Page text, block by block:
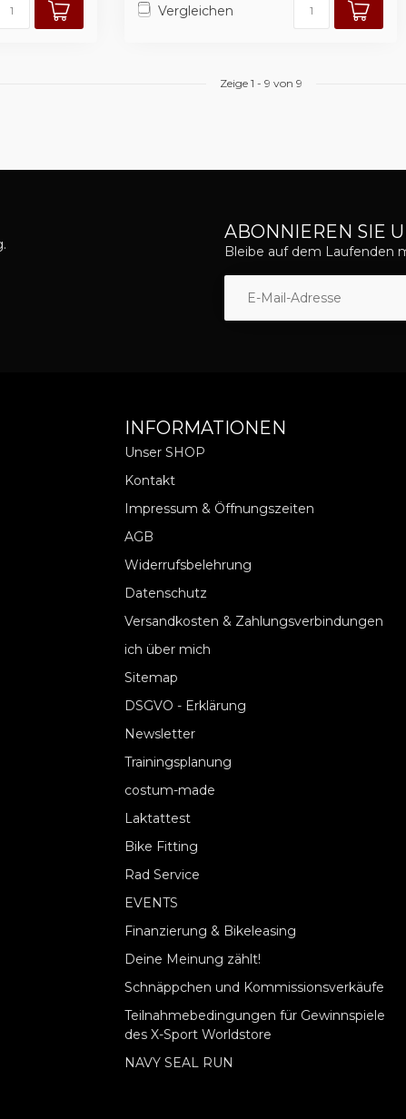
Vergleichen
Zeige 1 - 9 von 9
ABONNIEREN SIE
Bleibe auf dem Laufenden
INFORMATIONEN
Unser SHOP
Kontakt
Impressum & Öffnungszeiten
AGB
Widerrufsbelehrung
Datenschutz
Versandkosten & Zahlungsverbindungen
ich über mich
Sitemap
DSGVO - Erklärung
Newsletter
Trainingsplanung
costum-made
Laktattest
Bike Fitting
Rad Service
EVENTS
Finanzierung & Bikeleasing
Deine Meinung zählt!
Schnäppchen und Kommissionsverkäufe
Teilnahmebedingungen für Gewinnspiele
des X-Sport Worldstore
NAVY SEAL RUN